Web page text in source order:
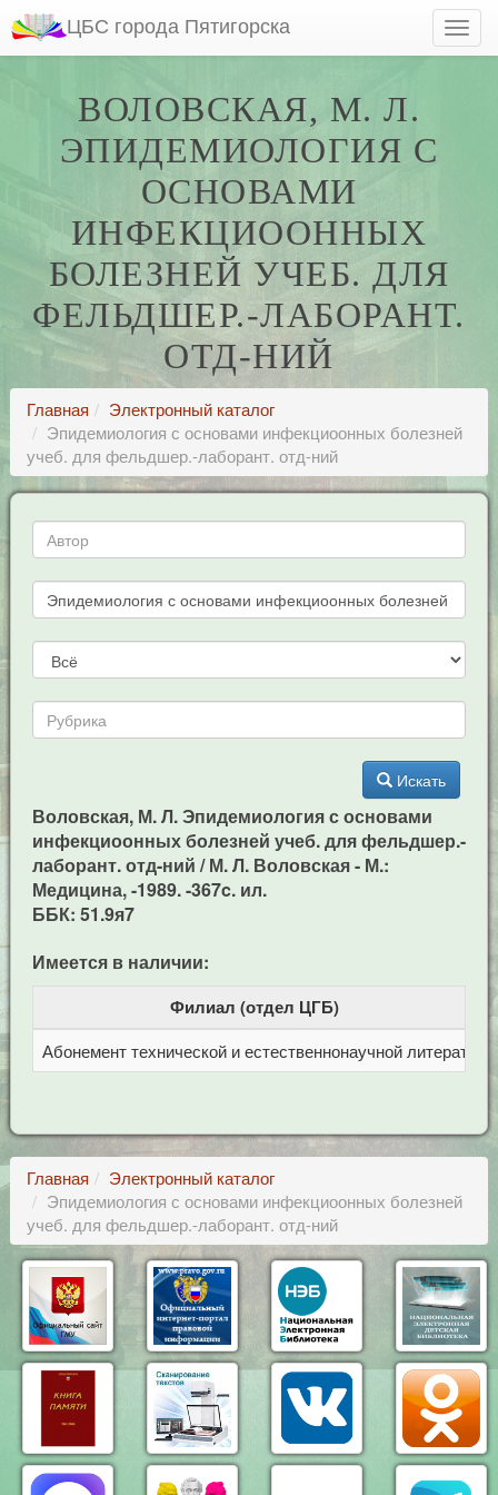
ЦБС города Пятигорска
ВОЛОВСКАЯ, М. Л.
ЭПИДЕМИОЛОГИЯ С
ОСНОВАМИ
ИНФЕКЦИООННЫХ
БОЛЕЗНЕЙ УЧЕБ. ДЛЯ
ФЕЛЬДШЕР.-ЛАБОРАНТ.
ОТД-НИЙ
Главная
Электронный каталог
Эпидемиология с основами инфекциоонных болезней
учеб. для фельдшер.-лаборант. отд-ний
Искать
Воловская, М. Л. Эпидемиология с основами
инфекциоонных болезней учеб. для фельдшер.-
лаборант. отд-ний / М. Л. Воловская - М.:
Медицина, -1989. -367c. ил.
ББК: 51.9я7
Имеется в наличии:
Филиал (отдел ЦГБ)
Абонемент технической и естественнонаучной литерат
Главная
Электронный каталог
Эпидемиология с основами инфекциоонных болезней
учеб. для фельдшер.-лаборант. отд-ний